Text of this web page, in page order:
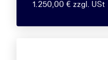
1.250,00 € zzgl. USt